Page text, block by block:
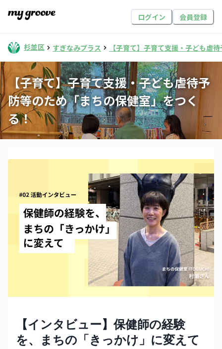
ログイン 会員登録
杉並区 すぎなみプラス 【子育て】子育て支援・子ども虐
【子育て】子育て支援・子ども虐待予
防等のため「まちの保健室」をつく
る！
【インタビュー】保健師の経験
を、まちの「きっかけ」に変えて